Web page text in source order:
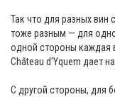
Так что для разных вин
тоже разным — для
одной стороны каждая
Château d’Yquem дает
С другой стороны, для